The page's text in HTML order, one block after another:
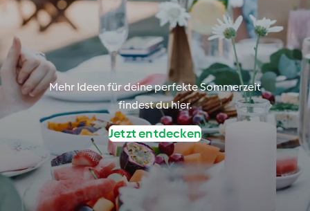
Mehr Ideen für deine perfekte Sommerzeit
findest du hier.
Jetzt entdecken